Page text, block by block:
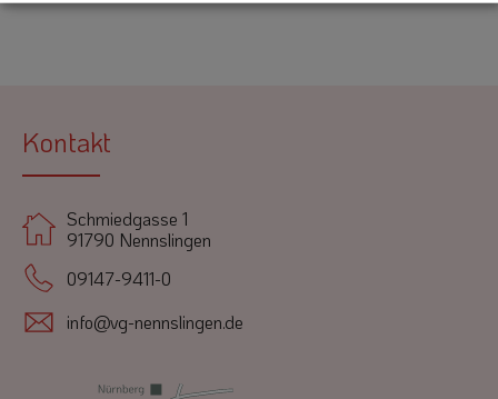
Kontakt
Schmiedgasse 1
91790 Nennslingen
09147-9411-0
info@vg-nennslingen.de